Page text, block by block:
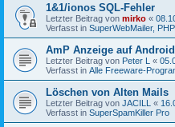
1&1/ionos SQL-Fehler
Letzter Beitrag von mirko «
Verfasst in SuperWebMailer,
AmP Anzeige auf
Letzter Beitrag von Peter L «
Verfasst in Alle Freeware-
Löschen von Alten Mails
Letzter Beitrag von JACILL «
Verfasst in SuperSpamKiller Pro